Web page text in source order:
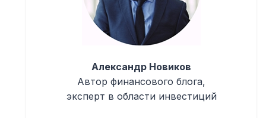
Александр Новиков
Автор финансового блога,
эксперт в области инвестиций